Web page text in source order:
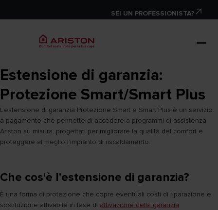
SEI UN PROFESSIONISTA?
Estensione di garanzia:
Protezione Smart/Smart Plus
L’estensione di garanzia Protezione Smart e Smart Plus è un servizio
a pagamento che permette di accedere a programmi di assistenza
Ariston su misura, progettati per migliorare la qualità del comfort e
proteggere al meglio l’impianto di riscaldamento.
Che cos'è l'estensione di garanzia?
È una forma di protezione che copre eventuali costi di riparazione e
sostituzione attivabile in fase di attivazione della garanzia